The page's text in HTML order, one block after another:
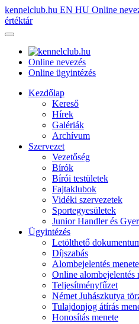
kennelclub.hu EN HU Online
értéktár
Online nevezés
Online ügyintézés
Kezdőlap
Kereső
Hírek
Galériák
Archívum
Szervezet
Vezetőség
Bírók
Bírói testületek
Fajtaklubok
Vidéki szervezetek
Sportegyesületek
Junior Handler és
Ügyintézés
Letölthető
Díjszabás
Alombejelentés menete
Online alombejelentés
Teljesítményfűzet
Német Juhászkutya
Tulajdonjog átírás
Honosítás menete